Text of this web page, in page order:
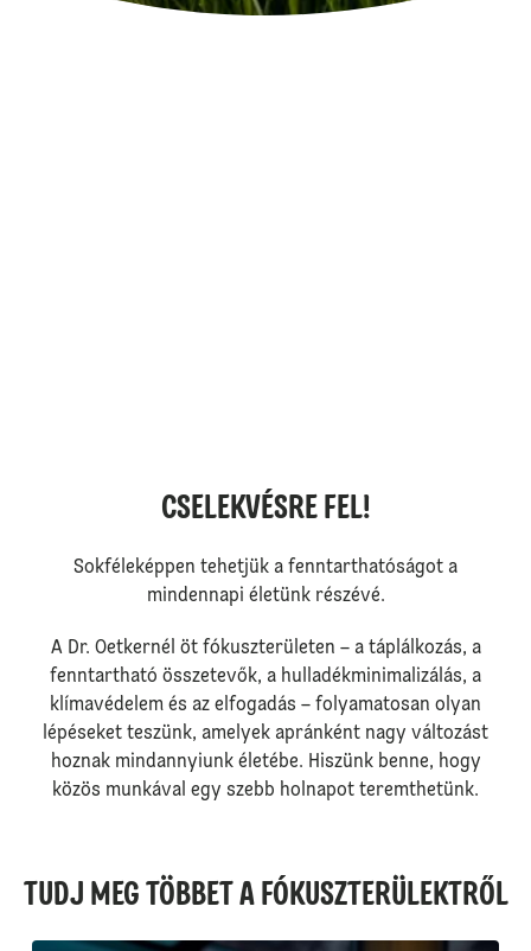
CSELEKVÉSRE FEL!
Sokféleképpen tehetjük a fenntarthatóságot a
mindennapi életünk részévé.
A Dr. Oetkernél öt fókuszterületen – a táplálkozás, a
fenntartható összetevők, a hulladékminimalizálás, a
klímavédelem és az elfogadás – folyamatosan olyan
lépéseket teszünk, amelyek apránként nagy változást
hoznak mindannyiunk életébe. Hiszünk benne, hogy
közös munkával egy szebb holnapot teremthetünk.
TUDJ MEG TÖBBET A FÓKUSZTERÜLEKTRŐL